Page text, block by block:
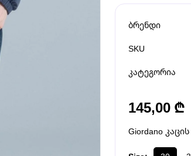
ბრენდი
SKU
კატეგორია
145,00 ₾
Giordano